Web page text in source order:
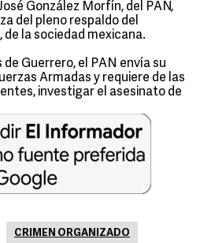
González Morfín, del PAN,
del pleno respaldo del
de la sociedad mexicana.
Guerrero, el PAN envía su
Armadas y requiere de las
investigar el asesinato de
CRIMEN ORGANIZADO